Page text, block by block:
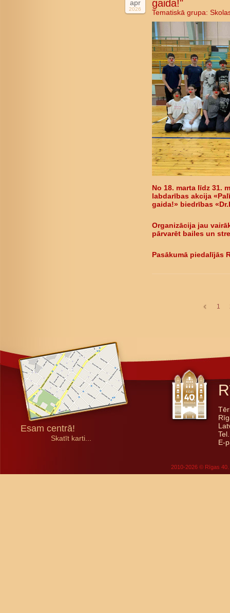
apr
2026
gaida!"
Tematiskā grupa:
No 18. marta līdz 31.
labdarības akcija
gaida!» biedrības
Organizācija jau
pārvarēt bailes un
Pasākumā piedalījās
1
Esam centrā!
Skatīt karti...
E-
2010-2026 © Rīgas